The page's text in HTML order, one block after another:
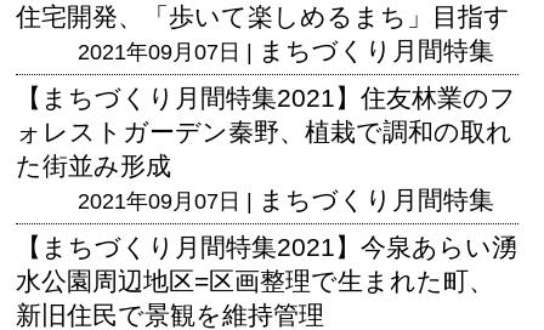
住宅開発、「歩いて楽しめるまち」目指す
2021年09月07日 | まちづくり月間特集
【まちづくり月間特集2021】住友林業のフ
ォレストガーデン秦野、植栽で調和の取れ
た街並み形成
2021年09月07日 | まちづくり月間特集
【まちづくり月間特集2021】今泉あらい湧
水公園周辺地区=区画整理で生まれた町、
新旧住民で景観を維持管理